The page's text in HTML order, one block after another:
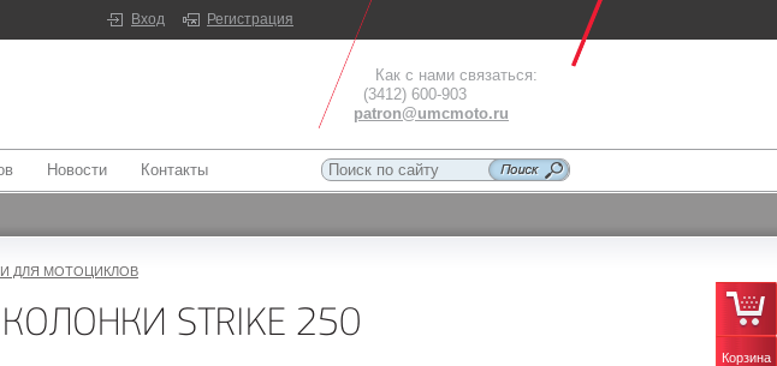
Вход Регистрация
Как с нами связаться:
(3412) 600-903
patron@umcmoto.ru
Новости Контакты
Корзина
ДЛЯ МОТОЦИКЛОВ
STRIKE 250